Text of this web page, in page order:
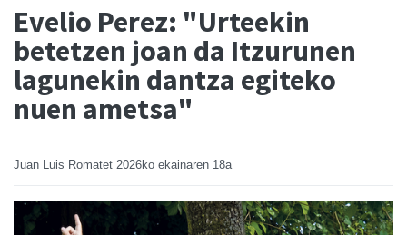
Evelio Perez: "Urteekin
betetzen joan da Itzurunen
lagunekin dantza egiteko
nuen ametsa"
Juan Luis Romatet 2026ko ekainaren 18a